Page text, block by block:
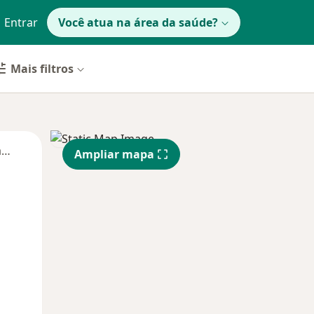
Entrar Você atua na área da saúde?
Mais filtros
Segunda-feira Qua
12 Ago
Qui,
13 Ago
Ampliar mapa